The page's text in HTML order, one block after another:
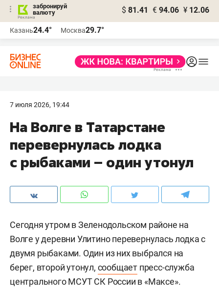
забронируй
валюту
$ 81.41 € 94.06 ¥ 12.06
Казань24.4° Москва29.7°
7 июля 2026, 19:44
На Волге в Татарстане
перевернулась лодка
с рыбаками – один утонул
Сегодня утром в Зеленодольском районе на
Волге у деревни Улитино перевернулась лодка с
двумя рыбаками. Один из них выбрался на
берег, второй утонул, сообщает пресс-служба
центрального МСУТ СК России в «Максе».